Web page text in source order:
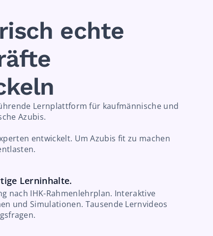
echte
Lernplattform für kaufmännische und
Azubis.
entwickelt. Um Azubis fit zu machen
Lerninhalte.
nach IHK-Rahmenlehrplan. Interaktive
und Simulationen. Tausende Lernvideos